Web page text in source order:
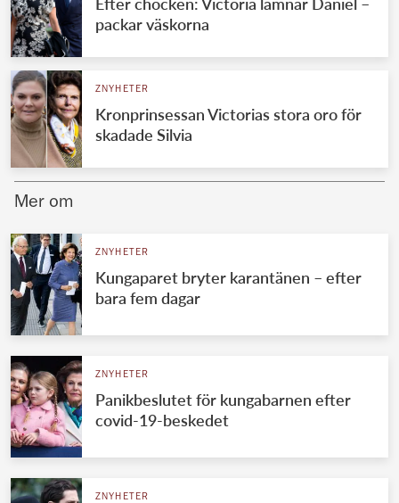
Luxemburgska storhertighuset
Japanska kejsarhuset
Thailändska kungahuset
Marockanska kungahuset
packar väskorna
ZNYHETER
Kronprinsessan Victorias stora oro för
skadade Silvia
Mer om
ZNYHETER
Kungaparet bryter karantänen – efter
bara fem dagar
ZNYHETER
Panikbeslutet för kungabarnen efter
covid-19-beskedet
ZNYHETER